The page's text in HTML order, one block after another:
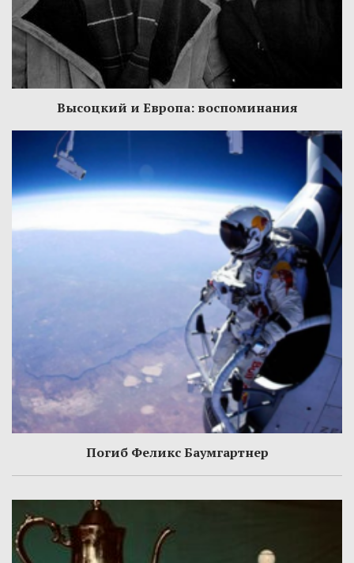
Высоцкий и Европа: воспоминания
Погиб Феликс Баумгартнер